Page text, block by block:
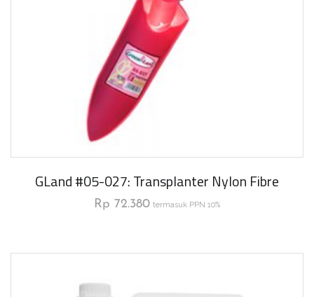
GLand #05-027: Transplanter Nylon Fibre
Rp 72.380 termasuk PPN 10%